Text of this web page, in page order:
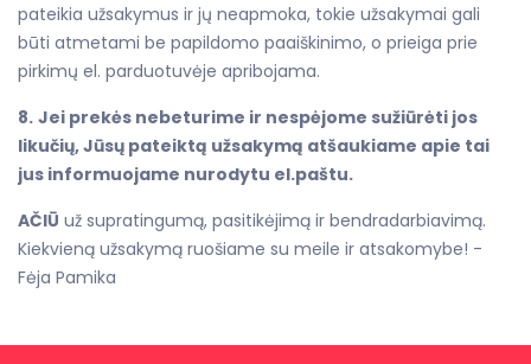
pateikia užsakymus ir jų neapmoka, tokie užsakymai gali
būti atmetami be papildomo paaiškinimo, o prieiga prie
pirkimų el. parduotuvėje apribojama.
8. Jei prekės nebeturime ir nespėjome sužiūrėti jos
likučių, Jūsų pateiktą užsakymą atšaukiame apie tai
jus informuojame nurodytu el.paštu.
AČIŪ už supratingumą, pasitikėjimą ir bendradarbiavimą.
Kiekvieną užsakymą ruošiame su meile ir atsakomybe! -
Fėja Pamika